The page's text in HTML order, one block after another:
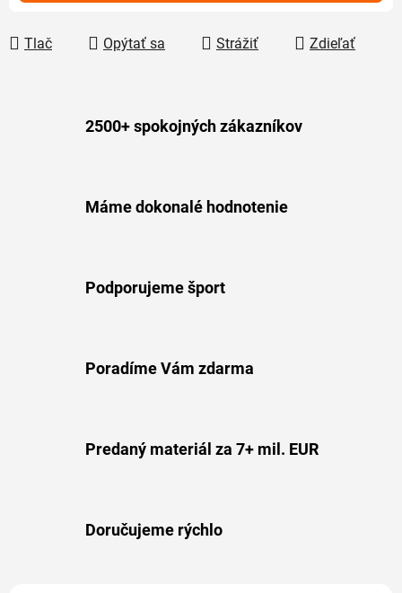
Tlač Opýtať sa Strážiť Zdieľať
2500+ spokojných zákazníkov
Máme dokonalé hodnotenie
Podporujeme šport
Poradíme Vám zdarma
Predaný materiál za 7+ mil. EUR
Doručujeme rýchlo